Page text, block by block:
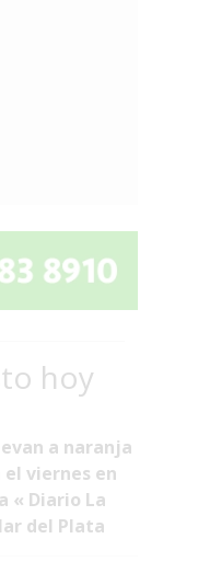
hoy
a naranja
viernes en
« Diario La
del Plata